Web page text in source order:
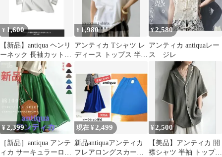
¥ 1,600
【新品】antiqua ヘンリ
ーネック 長袖カットソ
ー ホワイト
¥ 1,980
アンティカ Tシャツ レ
ディース トップス 半袖
¥2,580
アンティカ antiquaレー
ス ジレ
¥2,399
［新品］antiqua アンテ
ィカ サーキュラーロン
現在 ¥ 2,499
新品antiquaアンティカ
フレアロングスカート
¥2,500
【美品】アンティカ 開
襟シャツ 半袖 トップス